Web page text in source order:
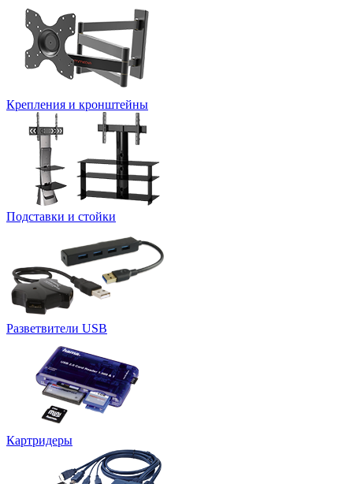
Крепления и кронштейны
Подставки и стойки
Разветвители USB
Картридеры